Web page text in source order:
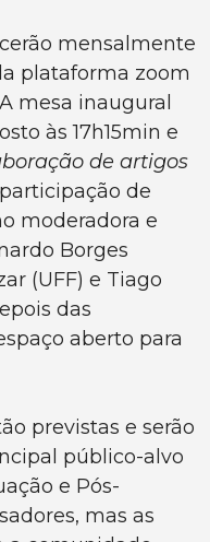
mensalmente
plataforma zoom
mesa inaugural
às 17h15min e
de artigos
de
moderadora e
Borges
(UFF) e Tiago
das
aberto para
previstas e serão
público-alvo
e Pós-
mas as